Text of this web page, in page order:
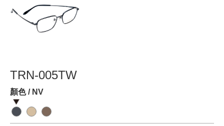
TRN-005TW
顏色 / NV